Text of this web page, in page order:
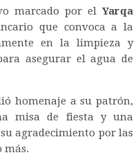
marcado por el Yarqa
que convoca a la
en la limpieza y
asegurar el agua de
homenaje a su patrón,
misa de fiesta y una
agradecimiento por las
más.